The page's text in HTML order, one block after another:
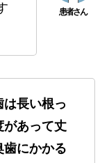
は長い根っ
があって丈
歯にかかる